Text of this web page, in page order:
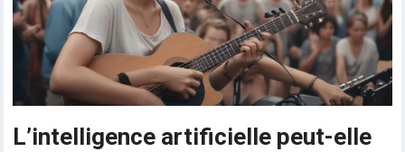
L’intelligence artificielle peut-elle